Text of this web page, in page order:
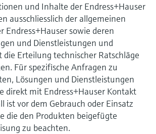
und Inhalte der Endress+Hauser
ausschliesslich der allgemeinen
Endress+Hauser sowie deren
und Dienstleistungen und
die Erteilung technischer Ratschläge
Für spezifische Anfragen zu
Lösungen und Dienstleistungen
direkt mit Endress+Hauser Kontakt
ist vor dem Gebrauch oder Einsatz
die den Produkten beigefügte
zu beachten.